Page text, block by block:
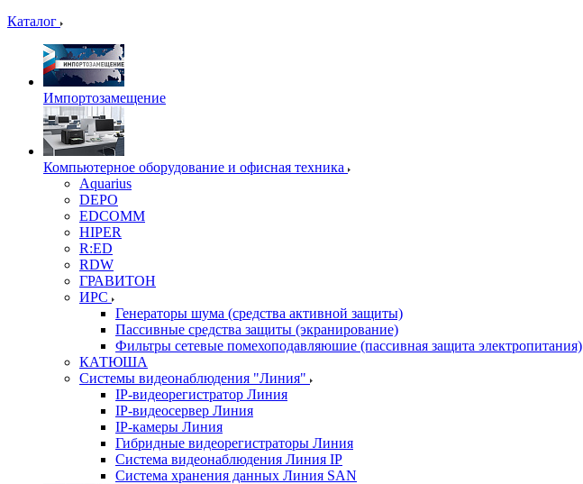
Каталог
Импортозамещение
Компьютерное оборудование и офисная техника
Aquarius
DEPO
EDCOMM
HIPER
R:ED
RDW
ГРАВИТОН
ИРС
Генераторы шума (средства активной защиты)
Пассивные средства защиты (экранирование)
Фильтры сетевые помехоподавляюшие (пассивная защита электропитания)
КАТЮША
Системы видеонаблюдения "Линия"
IP-видеорегистратор Линия
IP-видеосервер Линия
IP-камеры Линия
Гибридные видеорегистраторы Линия
Система видеонаблюдения Линия IP
Система хранения данных Линия SAN